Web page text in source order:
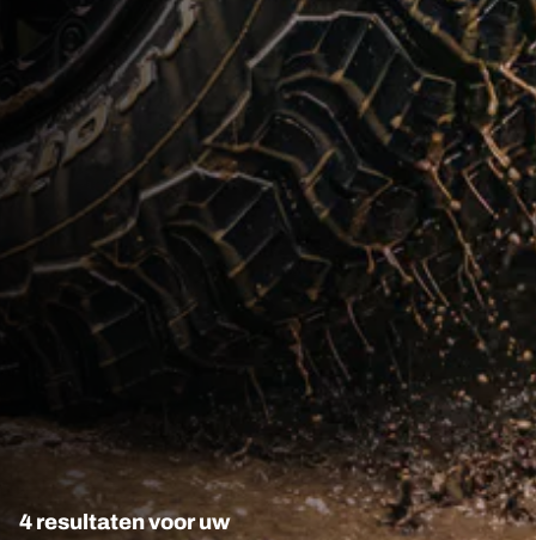
4 resultaten voor uw